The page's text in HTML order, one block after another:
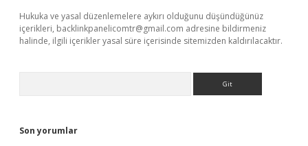
Hukuka ve yasal düzenlemelere aykırı olduğunu düşündüğünüz
içerikleri, backlinkpanelicomtr@gmail.com adresine bildirmeniz
halinde, ilgili içerikler yasal süre içerisinde sitemizden kaldırılacaktır.
Son yorumlar